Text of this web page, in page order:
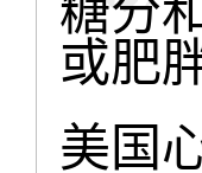
糖分
或肥
美国